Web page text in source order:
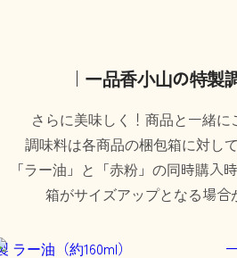
｜一品香小山の特製
さらに美味しく！商品と一緒に
調味料は各商品の梱包箱に対し
「ラー油」と「赤粉」の同時購入
箱がサイズアップとなる場合